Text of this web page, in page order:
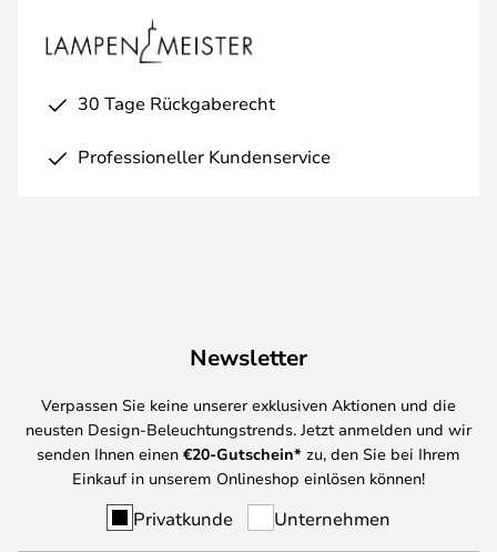
30 Tage Rückgaberecht
Professioneller Kundenservice
Newsletter
Verpassen Sie keine unserer exklusiven Aktionen und die
neusten Design-Beleuchtungstrends. Jetzt anmelden und wir
senden Ihnen einen €20-Gutschein* zu, den Sie bei Ihrem
Einkauf in unserem Onlineshop einlösen können!
Privatkunde Unternehmen